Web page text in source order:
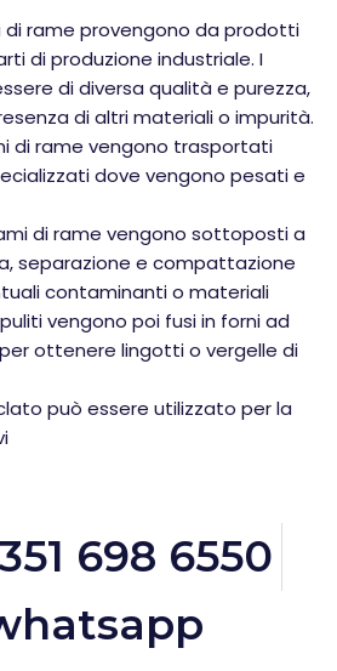
rame provengono da prodotti
di produzione industriale. I
di diversa qualità e purezza,
di altri materiali o impurità.
di rame vengono trasportati
dove vengono pesati e
di rame vengono sottoposti a
separazione e compattazione
contaminanti o materiali
vengono poi fusi in forni ad
ottenere lingotti o vergelle di
può essere utilizzato per la
698 6550